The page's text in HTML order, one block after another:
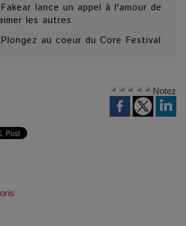
lance un appel à l'amour de
les autres
au coeur du Core Festival
Notez